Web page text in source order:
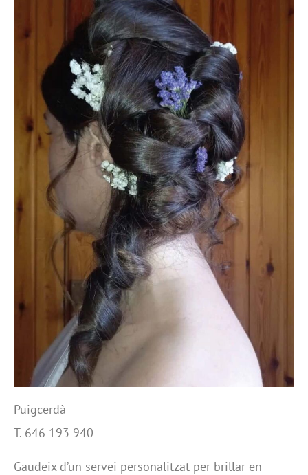
Puigcerdà
T. 646 193 940
Gaudeix d’un servei personalitzat per brillar en